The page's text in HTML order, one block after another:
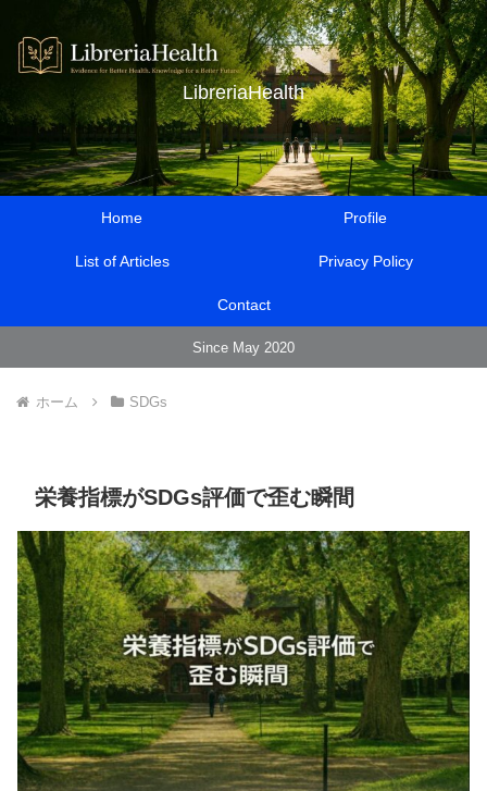
LibreriaHealth
Home Profile
List of Articles Privacy Policy
Contact
Since May 2020
ホーム SDGs
栄養指標がSDGs評価で歪む瞬間